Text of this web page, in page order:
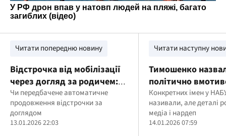
Читати попередню новину
Відстрочка від мобілізації
через догляд за родичем:
чи продовжується
автоматично та що робити
у разі проблем
Чи передбачене автоматичне
продовження відстрочки за
доглядом
13.01.2026 22:03
Читати наступну
Тимошенко
політично
що відомо зараз
Конкретних імен у
називали, але деталі
медіа і нардеп
14.01.2026 07:59